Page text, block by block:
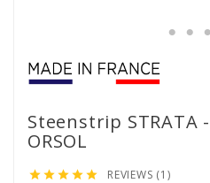
Steenstrip STRATA -
ORSOL
     REVIEWS (1)